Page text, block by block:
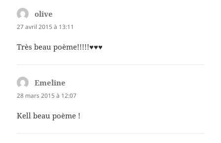
olive
27 avril 2015 à 13:11
Très beau poème!!!!!♥♥♥
Emeline
28 mars 2015 à 12:07
Kell beau poème !